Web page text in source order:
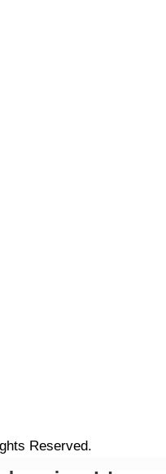
Reserved.